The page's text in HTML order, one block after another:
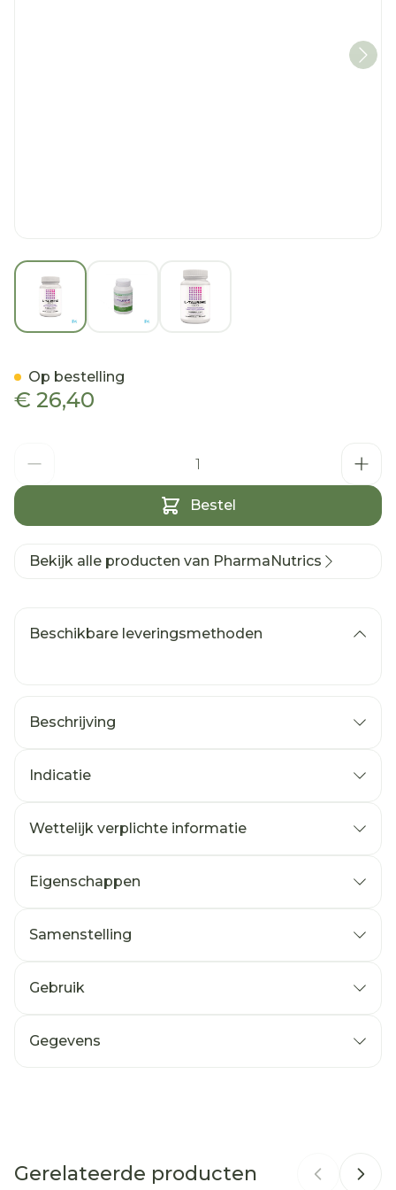
View larger imageView larger imageView larger image
€ 26,40
Bestel
Op bestelling
Bekijk alle producten van PharmaNutrics
Beschikbare leveringsmethoden
Beschrijving
Indicatie
Wettelijk verplichte informatie
Eigenschappen
Samenstelling
Gebruik
Gegevens
Merken PharmaNutrics
Gerelateerde producten